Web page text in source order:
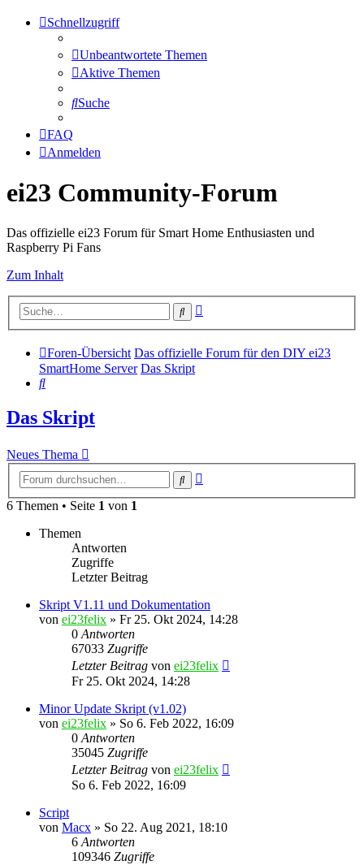
Schnellzugriff
Unbeantwortete Themen
Aktive Themen
Suche
FAQ
Anmelden
ei23 Community-Forum
Das offizielle ei23 Forum für Smart Home Enthusiasten und
Raspberry Pi Fans
Zum Inhalt
Suche
Foren-Übersicht Das offizielle Forum für den DIY ei23
SmartHome Server Das Skript
Suche
Das Skript
Neues Thema
Suche
6 Themen • Seite 1 von 1
Themen
Antworten
Zugriffe
Letzter Beitrag
Skript V1.11 und Dokumentation
von ei23felix » Fr 25. Okt 2024, 14:28
0 Antworten
67033 Zugriffe
Letzter Beitrag von ei23felix
Fr 25. Okt 2024, 14:28
Minor Update Skript (v1.02)
von ei23felix » So 6. Feb 2022, 16:09
0 Antworten
35045 Zugriffe
Letzter Beitrag von ei23felix
So 6. Feb 2022, 16:09
Script
von Macx » So 22. Aug 2021, 18:10
6 Antworten
109346 Zugriffe